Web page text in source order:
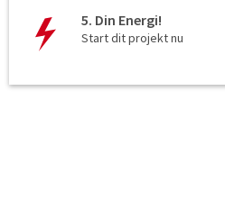
5. Din Energi!
Start dit projekt nu